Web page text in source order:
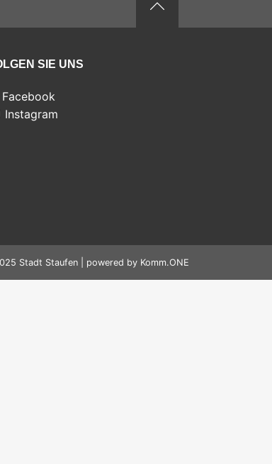
SIE UNS
Facebook
Instagram
Stadt Staufen | powered by Komm.ONE